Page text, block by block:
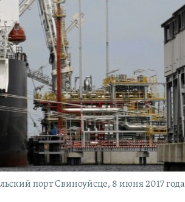
порт Свиноуйсце, 8 июня 2017 года